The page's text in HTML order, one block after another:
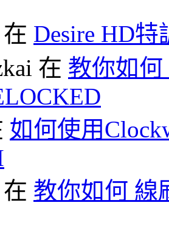
Desire HD特
在 教你如
如何使用
教你如何 線